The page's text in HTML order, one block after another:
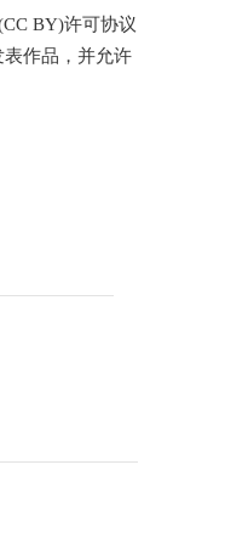
BY)许可协议
表作品，并允许